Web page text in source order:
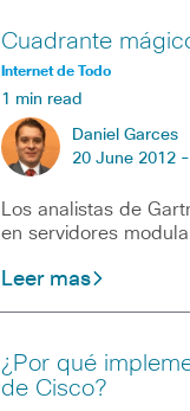
Cuadrante
Internet de Todo
1 min read
Daniel Garces
20 June 2012 -
Los analistas de
en servidores
Leer mas
¿Por qué
de Cisco?